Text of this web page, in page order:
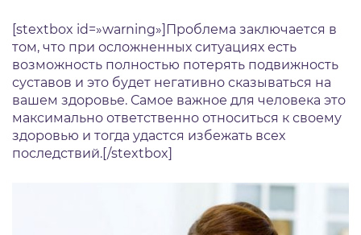
[stextbox id=»warning»]Проблема заключается в
том, что при осложненных ситуациях есть
возможность полностью потерять подвижность
суставов и это будет негативно сказываться на
вашем здоровье. Самое важное для человека это
максимально ответственно относиться к своему
здоровью и тогда удастся избежать всех
последствий.[/stextbox]